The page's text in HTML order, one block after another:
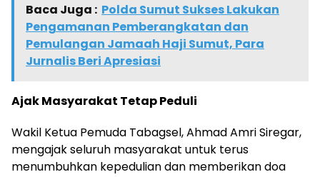
Baca Juga : Polda Sumut Sukses Lakukan
Pengamanan Pemberangkatan dan
Pemulangan Jamaah Haji Sumut, Para
Jurnalis Beri Apresiasi
Ajak Masyarakat Tetap Peduli
Wakil Ketua Pemuda Tabagsel, Ahmad Amri Siregar,
mengajak seluruh masyarakat untuk terus
menumbuhkan kepedulian dan memberikan doa